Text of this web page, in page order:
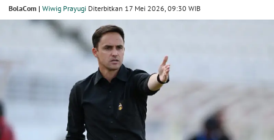
BolaCom | Wiwig Prayugi Diterbitkan 17 Mei 2026, 09:30 WIB